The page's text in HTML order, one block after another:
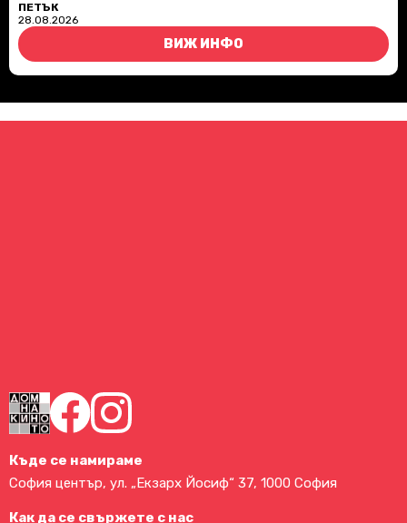
ПЕТЪК
28.08.2026
ВИЖ ИНФО
Къде се намираме
София център, ул. „Екзарх Йосиф“ 37, 1000 София
Как да се свържете с нас